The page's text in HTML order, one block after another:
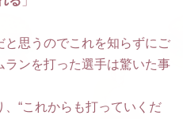
と思うのでこれを知らずにご
ンを打った選手は驚いた事
“これからも打っていくだ